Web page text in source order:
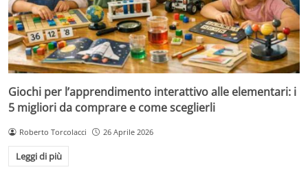
Giochi per l’apprendimento interattivo alle elementari: i
5 migliori da comprare e come sceglierli
Roberto Torcolacci 26 Aprile 2026
Leggi di più